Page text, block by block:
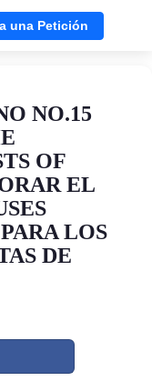
una Petición
NO.15
OF
EL
LOS
DE